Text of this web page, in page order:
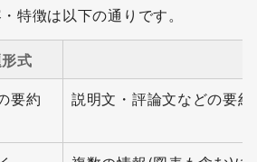
特徴は以下の通りです。
式
要約 説明文・評論文などの要